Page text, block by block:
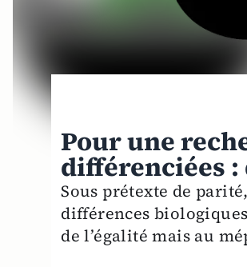
Pour une
différenciées
Sous prétexte de
différences
de l’égalité mais au